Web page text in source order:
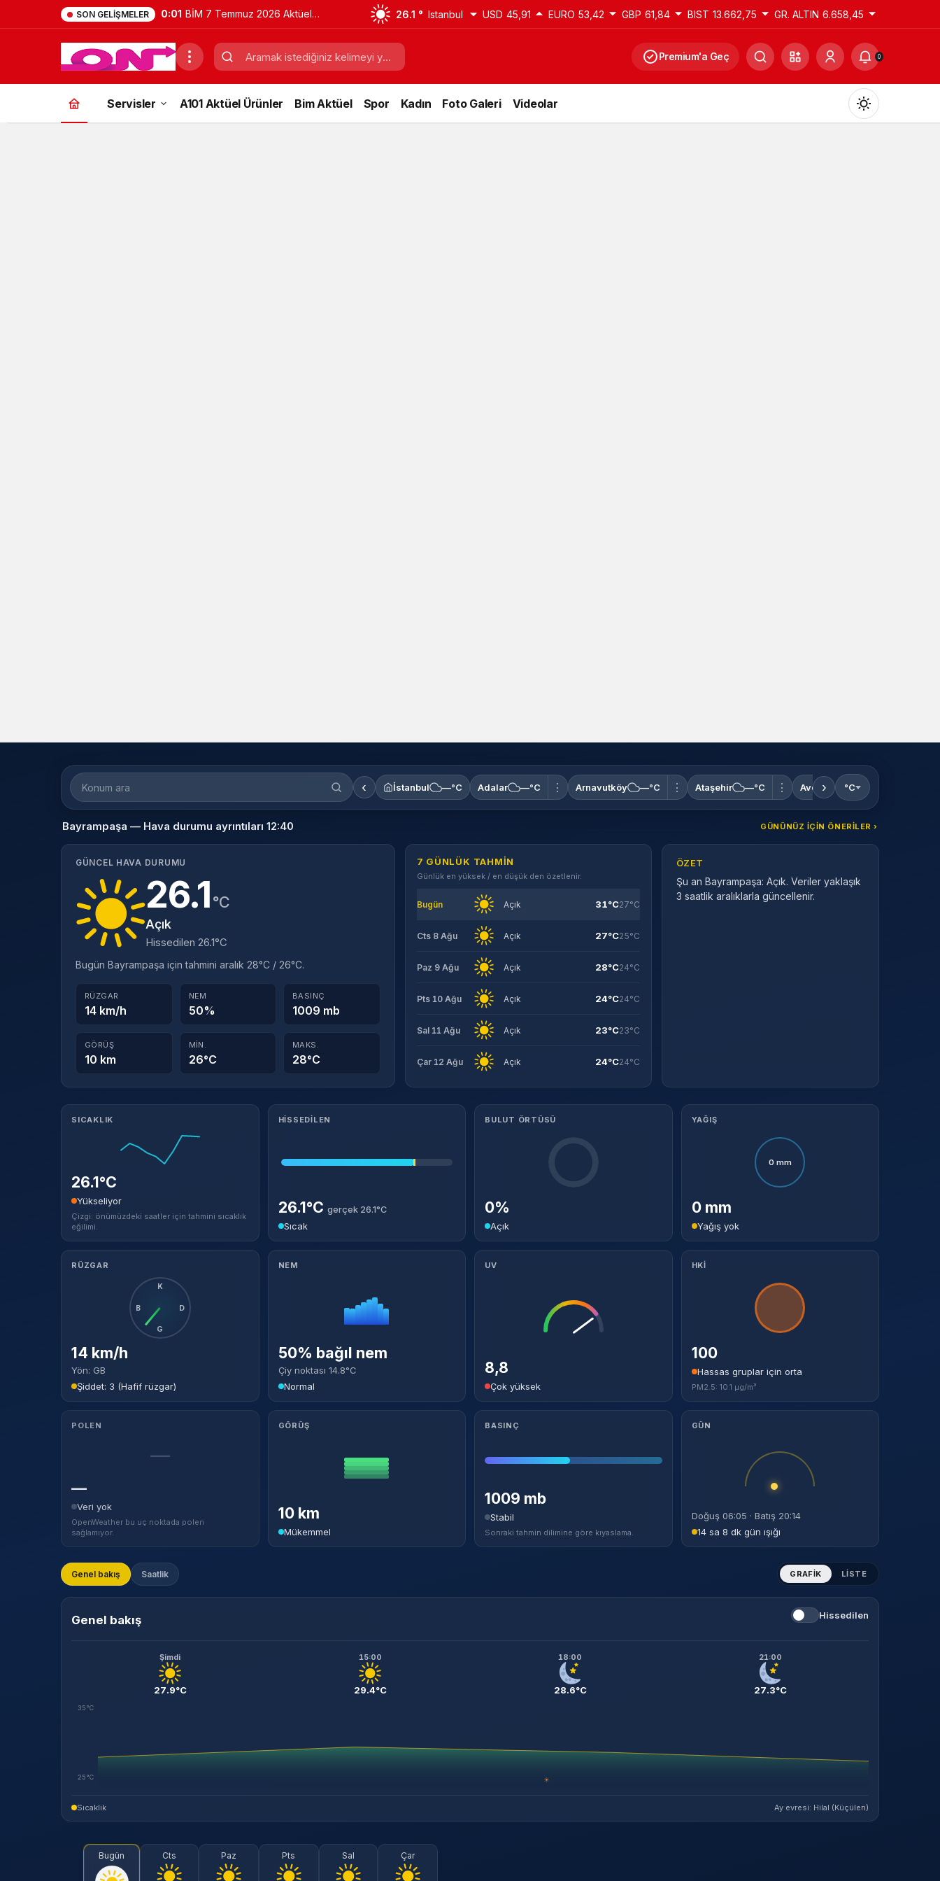
SON GELIŞMELER 0:01 BİM 7 Temmuz 2026 Aktüel
Ürünler Kataloğu | Bu Hafta
İndirimde Olan Ürünler
26.1 ° Istanbul USD 45,91 EURO 53,42 GBP 61,84 BIST 13.662,75 GR. ALTIN 6.658,45
Premium'a Geç 0
Servisler A101 Aktüel Ürünler Bim Aktüel Spor Kadın Foto Galeri Videolar
‹ İstanbul —°C Adalar —°C ⋮ Arnavutköy —°C ⋮ Ataşehir —°C ⋮ Avcılar —°C
› °C
Bayrampaşa — Hava durumu ayrıntıları 12:40 GÜNÜNÜZ IÇIN ÖNERILER ›
GÜNCEL HAVA DURUMU
26.1°C
Açık
Hissedilen 26.1°C
Bugün Bayrampaşa için tahmini aralık 28°C / 26°C.
RÜZGAR
14 km/h
NEM
50%
BASINÇ
1009 mb
GÖRÜŞ
10 km
MIN.
26°C
MAKS.
28°C
7 GÜNLÜK TAHMIN
Günlük en yüksek / en düşük den özetlenir.
Bugün Açık 31°C27°C
Cts 8 Ağu Açık 27°C25°C
Paz 9 Ağu Açık 28°C24°C
Pts 10 Ağu Açık 24°C24°C
Sal 11 Ağu Açık 23°C23°C
Çar 12 Ağu Açık 24°C24°C
ÖZET
Şu an Bayrampaşa: Açık. Veriler yaklaşık
3 saatlik aralıklarla güncellenir.
Meteorolojik ayrıntılar
SICAKLIK
26.1°C
Yükseliyor
Çizgi: önümüzdeki saatler için tahmini sıcaklık
eğilimi.
HISSEDILEN
26.1°C gerçek 26.1°C
Sıcak
BULUT ÖRTÜSÜ
0%
Açık
YAĞIŞ
0 mm
0 mm
Yağış yok
RÜZGAR
K
D
G
B
14 km/h
Yön: GB
Şiddet: 3 (Hafif rüzgar)
NEM
50% bağıl nem
Çiy noktası 14.8°C
Normal
UV
8,8
Çok yüksek
HKİ
100
Hassas gruplar için orta
PM2.5: 10.1 µg/m³
POLEN
—
—
Veri yok
OpenWeather bu uç noktada polen
sağlamıyor.
GÖRÜŞ
10 km
Mükemmel
BASINÇ
1009 mb
Stabil
Sonraki tahmin dilimine göre kıyaslama.
GÜN
Doğuş 06:05 · Batış 20:14
14 sa 8 dk gün ışığı
Genel bakış Saatlik GRAFIK LISTE
Genel bakış Hissedilen
Şimdi
27.9°C
15:00
29.4°C
18:00
28.6°C
21:00
27.3°C
35°C
25°C ☀
Sıcaklık Ay evresi: Hilal (Küçülen)
Bugün Cts Paz Pts Sal Çar